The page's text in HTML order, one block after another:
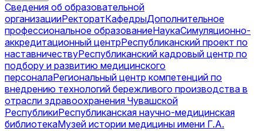
Сведения об образовательной
организацииРекторатКафедрыДополнительное
профессиональное образованиеНаукаСимуляционно-
аккредитационный центрРеспубликанский проект по
наставничествуРеспубликанский кадровый центр по
подбору и развитию медицинского
персоналаРегиональный центр компетенций по
внедрению технологий бережливого производства в
отрасли здравоохранения Чувашской
РеспубликиРеспубликанская научно-медицинская
библиотекаМузей истории медицины имени Г.А.